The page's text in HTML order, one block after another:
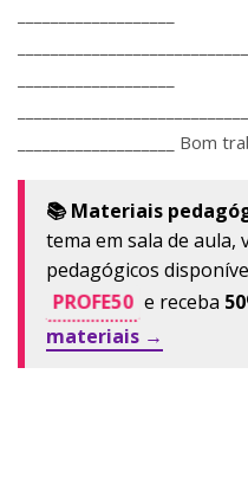
___________________
📚 Materiais
tema em sala de aula,
pedagógicos
PROFE50 e receba
materiais →